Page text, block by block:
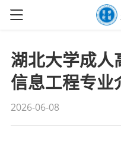
湖北大学成人
信息工程专业
2026-06-08